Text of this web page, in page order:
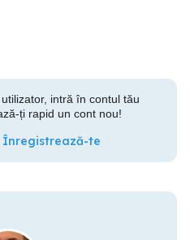
intră în contul tău
ți rapid un cont nou!
te